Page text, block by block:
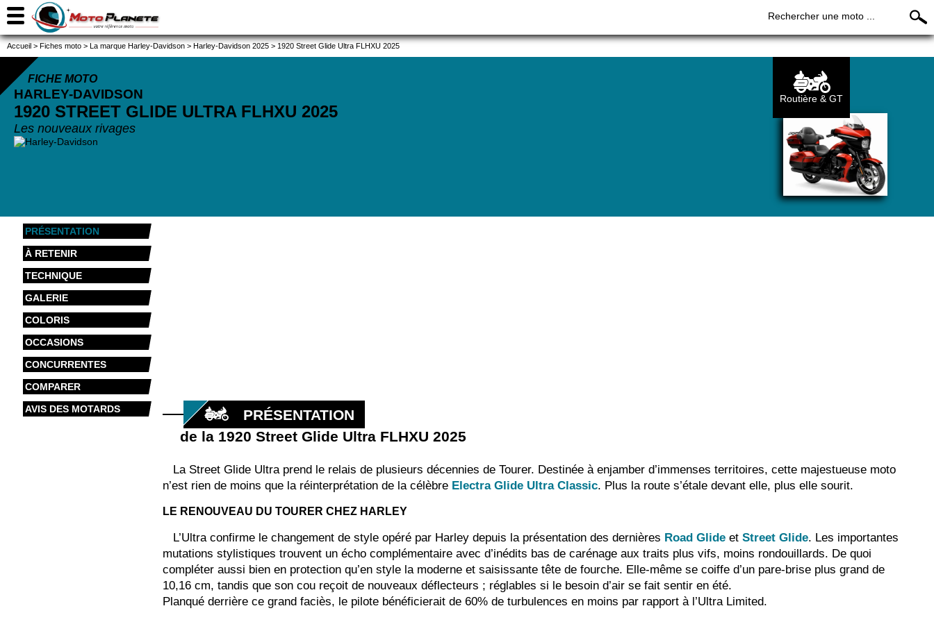
Rechercher une moto ...
Accueil > Fiches moto > La marque Harley-Davidson > Harley-Davidson 2025 > 1920 Street Glide Ultra FLHXU 2025
FICHE MOTO
HARLEY-DAVIDSON
1920 STREET GLIDE ULTRA FLHXU 2025
Les nouveaux rivages
Routière & GT
PRÉSENTATION
À RETENIR
TECHNIQUE
GALERIE
COLORIS
OCCASIONS
CONCURRENTES
COMPARER
AVIS DES MOTARDS
PRÉSENTATION
de la 1920 Street Glide Ultra FLHXU 2025
La Street Glide Ultra prend le relais de plusieurs décennies de Tourer. Destinée à enjamber d’immenses territoires, cette majestueuse moto
n’est rien de moins que la réinterprétation de la célèbre Electra Glide Ultra Classic. Plus la route s’étale devant elle, plus elle sourit.
LE RENOUVEAU DU TOURER CHEZ HARLEY
L’Ultra confirme le changement de style opéré par Harley depuis la présentation des dernières Road Glide etStreet Glide. Les importantes
mutations stylistiques trouvent un écho complémentaire avec d’inédits bas de carénage aux traits plus vifs, moins rondouillards. De quoi
compléter aussi bien en protection qu’en style la moderne et saisissante tête de fourche. Elle-même se coiffe d’un pare-brise plus grand de
10,16 cm, tandis que son cou reçoit de nouveaux déflecteurs ; réglables si le besoin d’air se fait sentir en été.
Planqué derrière ce grand faciès, le pilote bénéficierait de 60% de turbulences en moins par rapport à l’Ultra Limited.